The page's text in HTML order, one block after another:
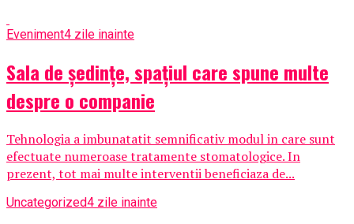
Eveniment4 zile inainte
Sala de ședințe, spațiul care spune multe
despre o companie
Tehnologia a imbunatatit semnificativ modul in care sunt
efectuate numeroase tratamente stomatologice. In
prezent, tot mai multe interventii beneficiaza de...
Uncategorized4 zile inainte